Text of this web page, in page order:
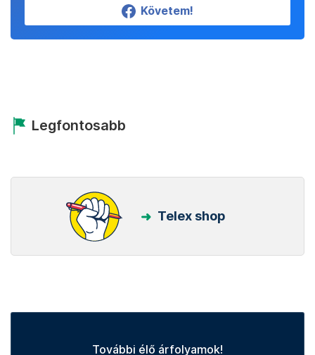
Követem!
Legfontosabb
Telex shop
További élő árfolyamok!